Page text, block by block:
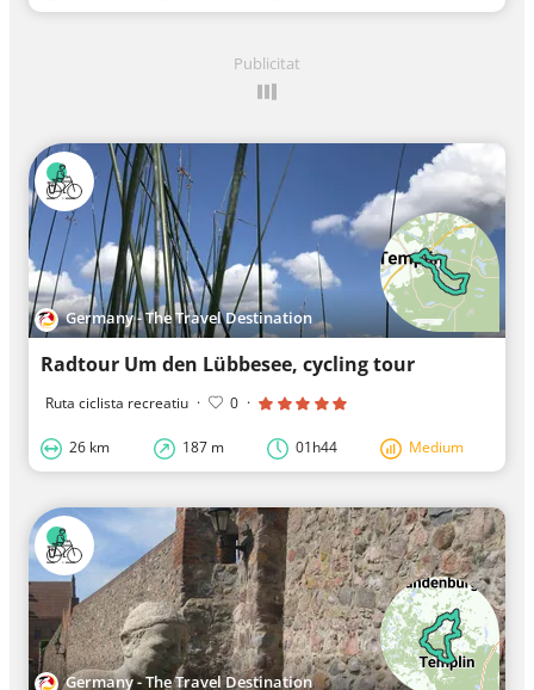
Publicitat
Germany - The Travel Destination
Radtour Um den Lübbesee, cycling tour
Ruta ciclista recreatiu · 0 ·
26 km 187 m 01h44 Medium
Germany - The Travel Destination